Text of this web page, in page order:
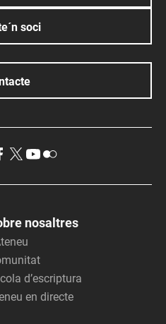
soci
nosaltres
d’escriptura
en directe